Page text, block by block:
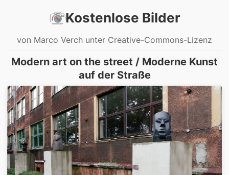
Kostenlose Bilder
von Marco Verch unter Creative-Commons-Lizenz
Modern art on the street / Moderne Kunst
auf der Straße